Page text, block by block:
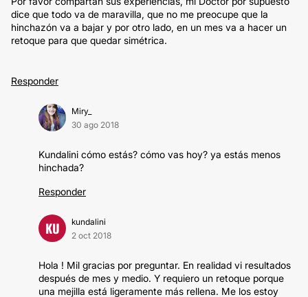
dice que todo va de maravilla, que no me preocupe que la
hinchazón va a bajar y por otro lado, en un mes va a hacer un
retoque para que quedar simétrica.
Responder
Miry_
30 ago 2018
Kundalini cómo estás? cómo vas hoy? ya estás menos
hinchada?
Responder
KU
kundalini
2 oct 2018
Hola ! Mil gracias por preguntar. En realidad vi resultados
después de mes y medio. Y requiero un retoque porque
una mejilla está ligeramente más rellena. Me los estoy